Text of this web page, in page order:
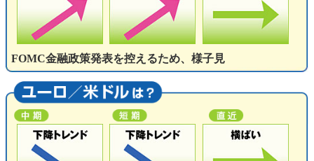
FOMC金融政策発表を控えるため、様子見